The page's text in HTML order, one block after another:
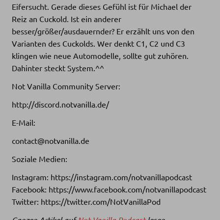
Eifersucht. Gerade dieses Gefühl ist für Michael der
Reiz an Cuckold. Ist ein anderer
besser/größer/ausdauernder? Er erzählt uns von den
Varianten des Cuckolds. Wer denkt C1, C2 und C3
klingen wie neue Automodelle, sollte gut zuhören.
Dahinter steckt System.^^
Not Vanilla Community Server:
http://discord.notvanilla.de/
E-Mail:
contact@notvanilla.de
Soziale Medien:
Instagram: https://instagram.com/notvanillapodcast
Facebook: https://www.facebook.com/notvanillapodcast
Twitter: https://twitter.com/NotVanillaPod